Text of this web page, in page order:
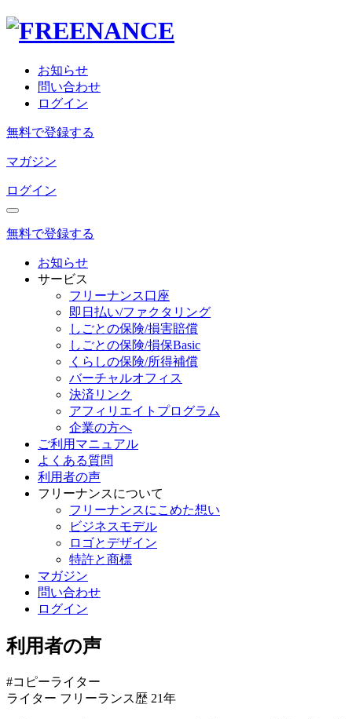
お知らせ
問い合わせ
ログイン
無料で登録する
マガジン
ログイン
無料で登録する
お知らせ
サービス
フリーナンス口座
即日払い/ファクタリング
しごとの保険/損害賠償
しごとの保険/損保Basic
くらしの保険/所得補償
バーチャルオフィス
決済リンク
アフィリエイトプログラム
企業の方へ
ご利用マニュアル
よくある質問
利用者の声
フリーナンスについて
フリーナンスにこめた想い
ビジネスモデル
ロゴとデザイン
特許と商標
マガジン
問い合わせ
ログイン
利用者の声
#コピーライター
ライター フリーランス歴 21年